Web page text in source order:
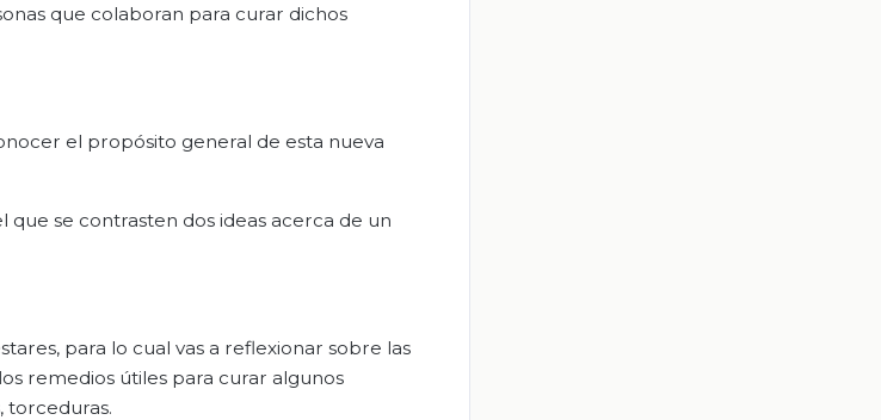
que colaboran para curar dichos
el propósito general de esta nueva
se contrasten dos ideas acerca de un
para lo cual vas a reflexionar sobre las
remedios útiles para curar algunos
torceduras.